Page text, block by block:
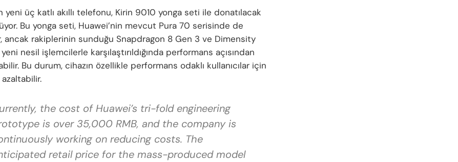
yeni üç katlı akıllı telefonu, Kirin 9010 yonga seti ile donatılacak
Bu yonga seti, Huawei’nin mevcut Pura 70 serisinde de
ancak rakiplerinin sunduğu Snapdragon 8 Gen 3 ve Dimensity
nesil işlemcilerle karşılaştırıldığında performans açısından
Bu durum, cihazın özellikle performans odaklı kullanıcılar için
the cost of Huawei’s tri-fold engineering
is over 35,000 RMB, and the company is
working on reducing costs. The
retail price for the mass-produced model